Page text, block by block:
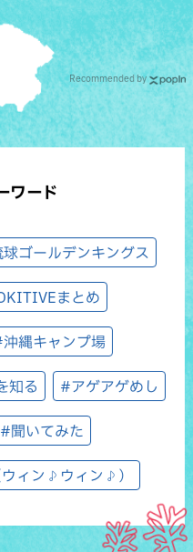
Recommended by
ワード
ゴールデンキングス
まとめ
縄キャンプ場
知る #アゲアゲめし
#聞いてみた
ィン♪ウィン♪）